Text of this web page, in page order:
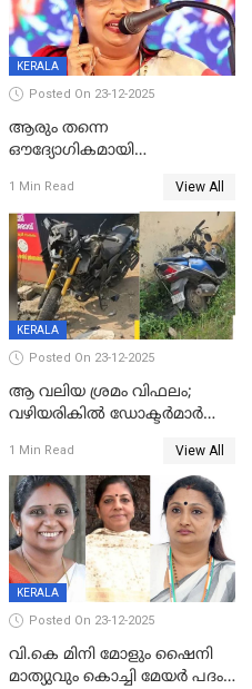
KERALA
Posted On 23-12-2025
ആരും തന്നെ
ഔദ്യോഗികമായി
കണ്ടെത്താൻ ഇന്ന് കോർ
കമ്മിറ്റി കൂടിയില്ല';
അതൃപ്തിയുമായി ദീപ്തി മേരി
വർഗീസ്
1 Min Read View All
KERALA
Posted On 23-12-2025
ആ വലിയ ശ്രമം വിഫലം;
വഴിയരികില്‍ ‌ഡോക്ടര്‍മാര്‍
മരണത്തിന് കീഴടങ്ങി
1 Min Read View All
KERALA
Posted On 23-12-2025
വി.കെ മിനി മോളും ഷൈനി
മാത്യുവും കൊച്ചി മേയർ പദം